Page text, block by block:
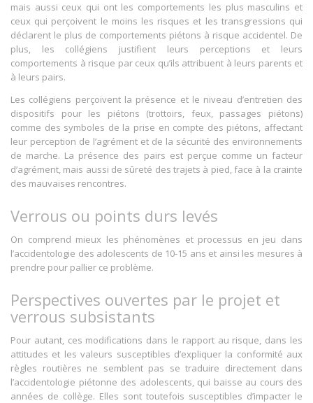
mais aussi ceux qui ont les comportements les plus masculins et
ceux qui perçoivent le moins les risques et les transgressions qui
déclarent le plus de comportements piétons à risque accidentel. De
plus, les collégiens justifient leurs perceptions et leurs
comportements à risque par ceux qu’ils attribuent à leurs parents et
à leurs pairs.
Les collégiens perçoivent la présence et le niveau d’entretien des
dispositifs pour les piétons (trottoirs, feux, passages piétons)
comme des symboles de la prise en compte des piétons, affectant
leur perception de l’agrément et de la sécurité des environnements
de marche. La présence des pairs est perçue comme un facteur
d’agrément, mais aussi de sûreté des trajets à pied, face à la crainte
des mauvaises rencontres.
Verrous ou points durs levés
On comprend mieux les phénomènes et processus en jeu dans
l’accidentologie des adolescents de 10-15 ans et ainsi les mesures à
prendre pour pallier ce problème.
Perspectives ouvertes par le projet et
verrous subsistants
Pour autant, ces modifications dans le rapport au risque, dans les
attitudes et les valeurs susceptibles d’expliquer la conformité aux
règles routières ne semblent pas se traduire directement dans
l’accidentologie piétonne des adolescents, qui baisse au cours des
années de collège. Elles sont toutefois susceptibles d’impacter le